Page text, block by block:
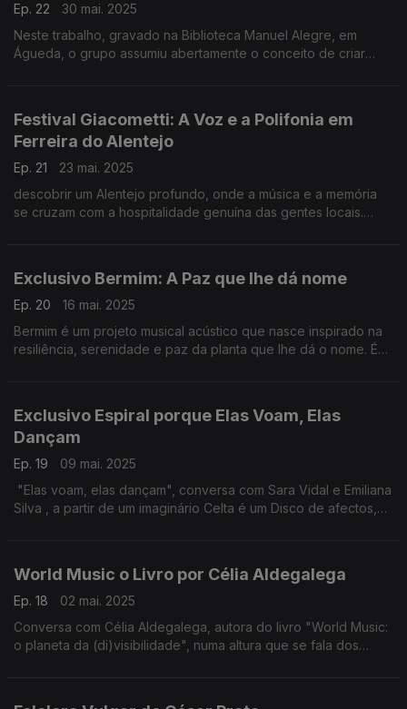
Ep. 22
30 mai. 2025
Neste trabalho, gravado na Biblioteca Manuel Alegre, em
Águeda, o grupo assumiu abertamente o conceito de criar
Festival Giacometti: A Voz e a Polifonia em
Ferreira do Alentejo
Ep. 21
23 mai. 2025
descobrir um Alentejo profundo, onde a música e a memória
se cruzam com a hospitalidade genuína das gentes locais.
Exclusivo Bermim: A Paz que lhe dá nome
Ep. 20
16 mai. 2025
Bermim é um projeto musical acústico que nasce inspirado na
resiliência, serenidade e paz da planta que lhe dá o nome. É
Exclusivo Espiral porque Elas Voam, Elas
Dançam
Ep. 19
09 mai. 2025
"Elas voam, elas dançam", conversa com Sara Vidal e Emiliana
Silva , a partir de um imaginário Celta é um Disco de afectos,
World Music o Livro por Célia Aldegalega
Ep. 18
02 mai. 2025
Conversa com Célia Aldegalega, autora do livro "World Music:
o planeta da (di)visibilidade", numa altura que se fala dos